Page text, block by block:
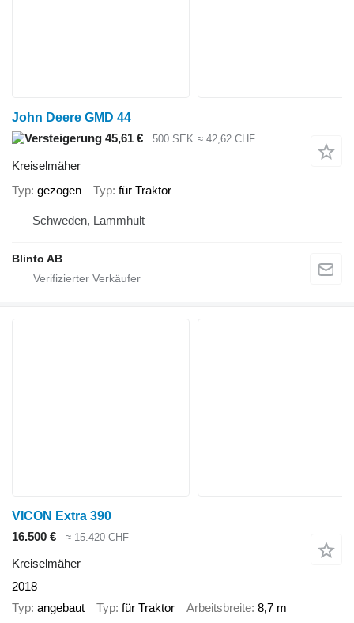
John Deere GMD 44
45,61 €
500 SEK ≈ 42,62 CHF
Kreiselmäher
Typ gezogen Typ für Traktor
Schweden, Lammhult
Blinto AB
VICON Extra 390
16.500 €
≈ 15.420 CHF
Kreiselmäher
2018
Typ angebaut Typ für Traktor Arbeitsbreite 8,7 m